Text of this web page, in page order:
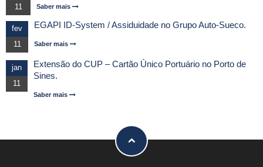
11
Saber mais
fev
11
EGAPI ID-System / Assiduidade no Grupo Auto-Sueco.
Saber mais
jan
11
Extensão do CUP – Cartão Único Portuário no Porto de
Sines.
Saber mais